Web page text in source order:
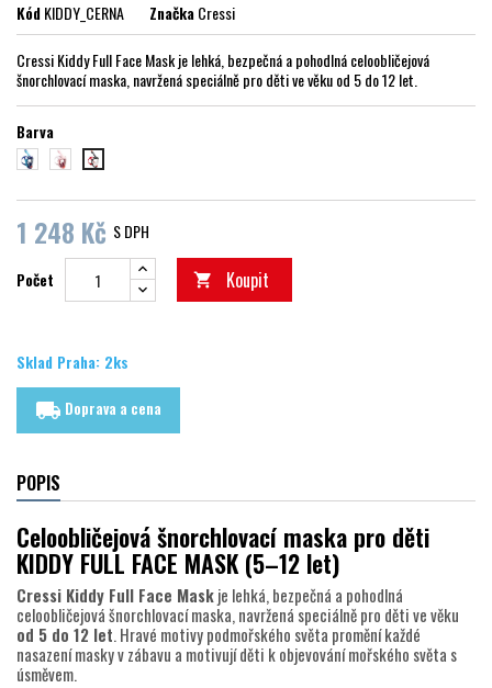
KódKIDDY_CERNA ZnačkaCressi
Cressi Kiddy Full Face Mask je lehká, bezpečná a pohodlná celoobličejová
šnorchlovací maska, navržená speciálně pro děti ve věku od 5 do 12 let.
Barva
modrá růžováčerná
1 248 Kč S DPH
Počet  Koupit
Sklad Praha: 2ks
local_shipping Doprava a cena
POPIS
Celoobličejová šnorchlovací maska pro děti
KIDDY FULL FACE MASK (5–12 let)
Cressi Kiddy Full Face Maskje lehká, bezpečná a pohodlná
celoobličejová šnorchlovací maska, navržená speciálně pro děti ve věku
od 5 do 12 let. Hravé motivy podmořského světa promění každé
nasazení masky v zábavu a motivují děti k objevování mořského světa s
úsměvem.